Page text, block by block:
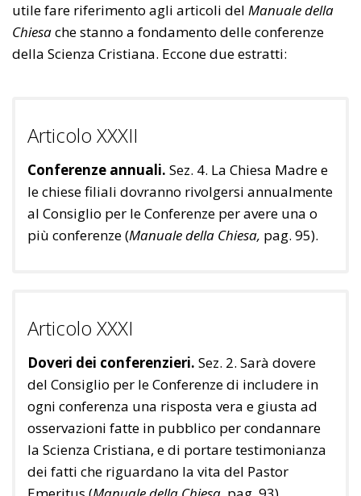
utile fare riferimento agli articoli del Manuale della
Chiesache stanno a fondamento delle conferenze
della Scienza Cristiana. Eccone due estratti:
Articolo XXXII
Conferenze annuali. Sez. 4. La Chiesa Madre e
le chiese filiali dovranno rivolgersi annualmente
al Consiglio per le Conferenze per avere una o
più conferenze (Manuale della Chiesa, pag. 95).
Articolo XXXI
Doveri dei conferenzieri. Sez. 2. Sarà dovere
del Consiglio per le Conferenze di includere in
ogni conferenza una risposta vera e giusta ad
osservazioni fatte in pubblico per condannare
la Scienza Cristiana, e di portare testimonianza
dei fatti che riguardano la vita del Pastor